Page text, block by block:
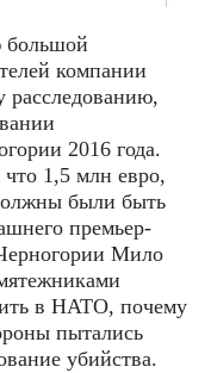
большой
компании
расследованию,
2016 года.
1,5 млн евро,
были быть
премьер-
Мило
в НАТО, почему
пытались
убийства.